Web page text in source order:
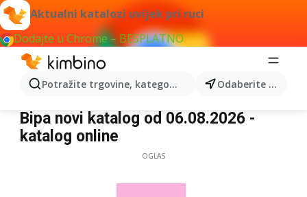
Aktualni katalozi uvijek pri ruci
Dodajte u Chrome – BESPLATNO
Potražite trgovine, kategorije, proizvode... Odaberite grad
Bipa
Bipa novi katalog od 06.08.2026 -
katalog online
OGLAS